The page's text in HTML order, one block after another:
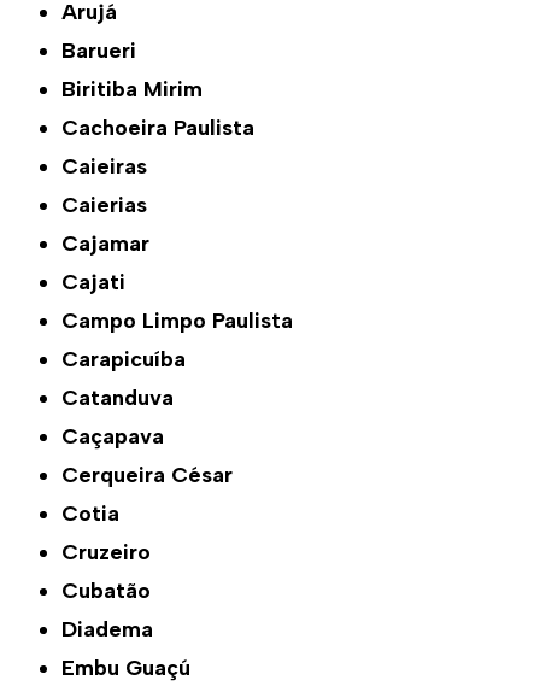
Arujá
Barueri
Biritiba Mirim
Cachoeira Paulista
Caieiras
Caierias
Cajamar
Cajati
Campo Limpo Paulista
Carapicuíba
Catanduva
Caçapava
Cerqueira César
Cotia
Cruzeiro
Cubatão
Diadema
Embu Guaçú